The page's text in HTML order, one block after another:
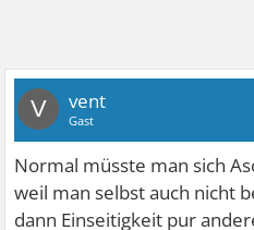
V vent
Gast
Normal müsste man sich
weil man selbst auch nicht
dann Einseitigkeit pur